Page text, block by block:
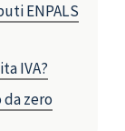
ENPALS
IVA?
zero